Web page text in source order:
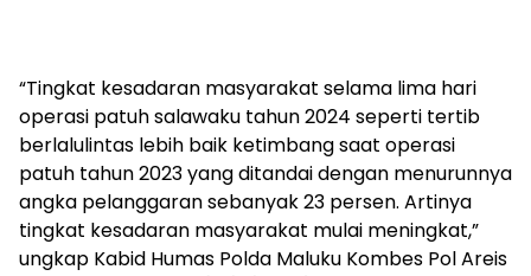
“Tingkat kesadaran masyarakat selama lima hari
operasi patuh salawaku tahun 2024 seperti tertib
berlalulintas lebih baik ketimbang saat operasi
patuh tahun 2023 yang ditandai dengan menurunnya
angka pelanggaran sebanyak 23 persen. Artinya
tingkat kesadaran masyarakat mulai meningkat,”
ungkap Kabid Humas Polda Maluku Kombes Pol Areis